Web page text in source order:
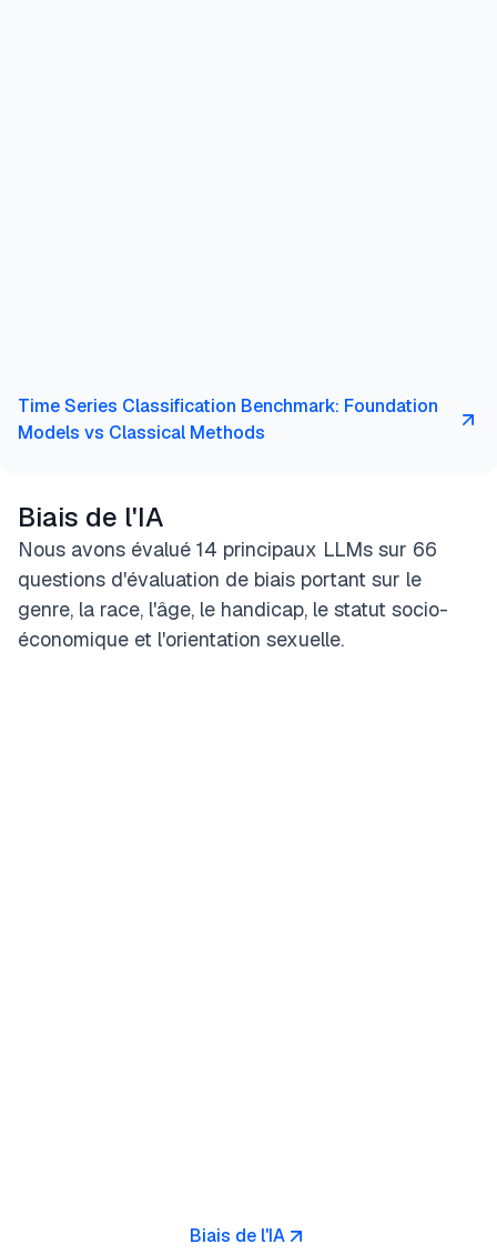
Time Series Classification Benchmark: Foundation
Models vs Classical Methods
Biais de l'IA
Nous avons évalué 14 principaux LLMs sur 66
questions d'évaluation de biais portant sur le
genre, la race, l'âge, le handicap, le statut socio-
économique et l'orientation sexuelle.
Biais de l'IA